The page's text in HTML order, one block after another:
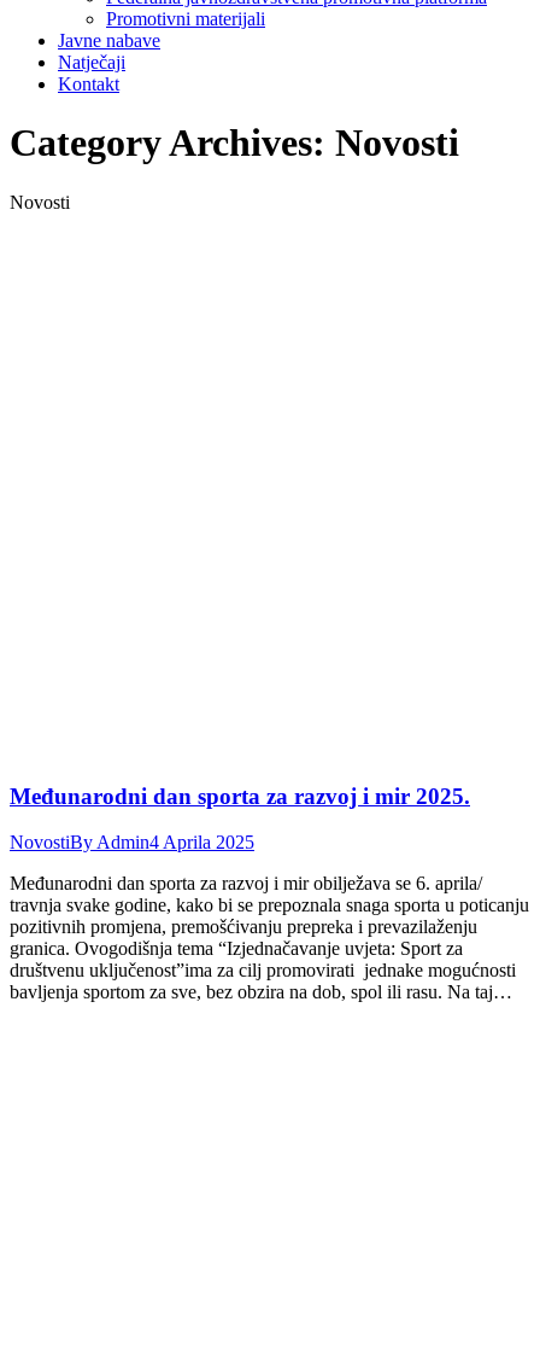
Promotivni materijali
Javne nabave
Natječaji
Kontakt
Category Archives: Novosti
Novosti
Međunarodni dan sporta za razvoj i mir 2025.
NovostiBy Admin4 Aprila 2025
Međunarodni dan sporta za razvoj i mir obilježava se 6. aprila/
travnja svake godine, kako bi se prepoznala snaga sporta u poticanju
pozitivnih promjena, premošćivanju prepreka i prevazilaženju
granica. Ovogodišnja tema “Izjednačavanje uvjeta: Sport za
društvenu uključenost”ima za cilj promovirati jednake mogućnosti
bavljenja sportom za sve, bez obzira na dob, spol ili rasu. Na taj…